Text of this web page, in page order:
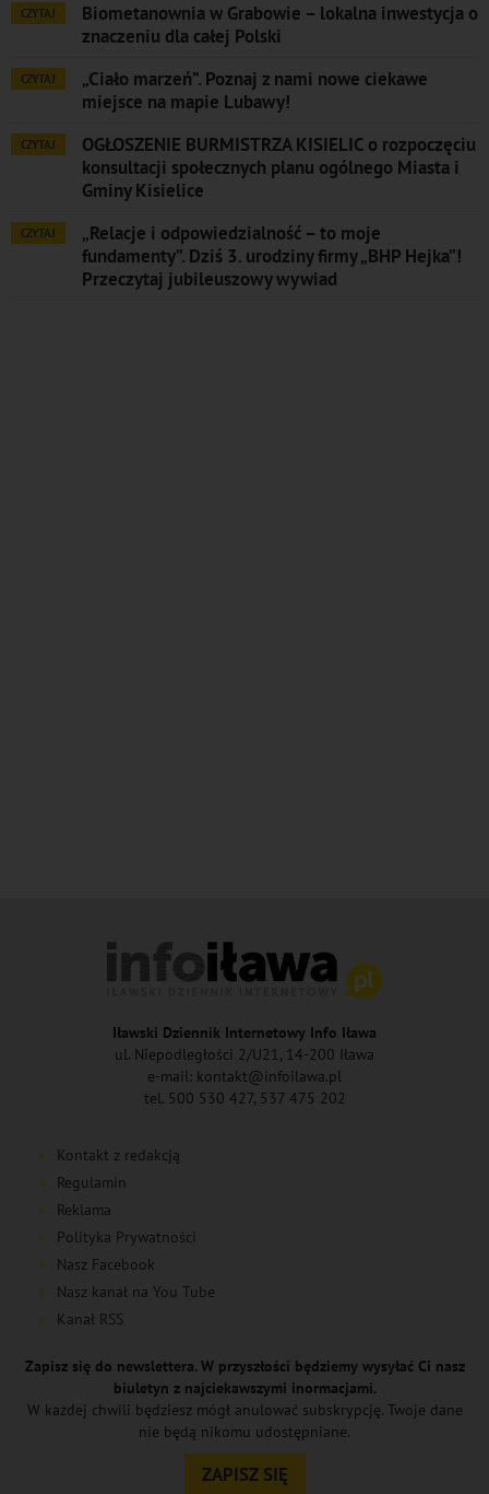
CZYTAJ
Biometanownia w Grabowie – lokalna inwestycja o
znaczeniu dla całej Polski
CZYTAJ
„Ciało marzeń”. Poznaj z nami nowe ciekawe
miejsce na mapie Lubawy!
CZYTAJ
OGŁOSZENIE BURMISTRZA KISIELIC o rozpoczęciu
konsultacji społecznych planu ogólnego Miasta i
Gminy Kisielice
CZYTAJ
„Relacje i odpowiedzialność – to moje
fundamenty”. Dziś 3. urodziny firmy „BHP Hejka”!
Przeczytaj jubileuszowy wywiad
Iławski Dziennik Internetowy Info Iława
ul. Niepodległości 2/U21, 14-200 Iława
e-mail: kontakt@infoilawa.pl
tel. 500 530 427, 537 475 202
Kontakt z redakcją
Regulamin
Reklama
Polityka Prywatności
Nasz Facebook
Nasz kanał na You Tube
Kanał RSS
Zapisz się do newslettera. W przyszłości będziemy wysyłać Ci nasz
biuletyn z najciekawszymi inormacjami.
W każdej chwili będziesz mógł anulować subskrypcję. Twoje dane
nie będą nikomu udostępniane.
ZAPISZ SIĘ